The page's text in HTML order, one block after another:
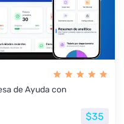
de Ayuda con
$35